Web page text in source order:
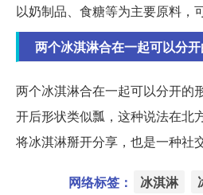
以奶制品、食糖等为主要原料，
两个冰淇淋合在一起可以分
两个冰淇淋合在一起可以分开的
开后形状类似瓢，这种说法在北
将冰淇淋掰开分享，也是一种社
网络标签： 冰淇淋